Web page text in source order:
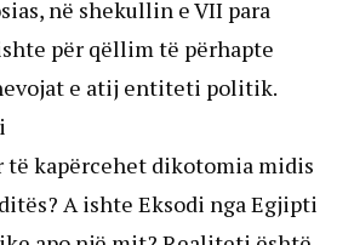
në shekullin e VII para
për qëllim të përhapte
e atij entiteti politik.
të kapërcehet dikotomia midis
A ishte Eksodi nga Egjipti